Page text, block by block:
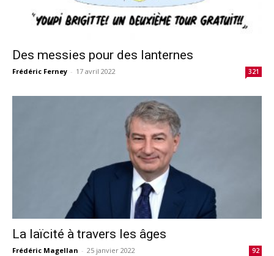
Des messies pour des lanternes
Frédéric Ferney - 17 avril 2022 321
La laïcité à travers les âges
Frédéric Magellan - 25 janvier 2022 92